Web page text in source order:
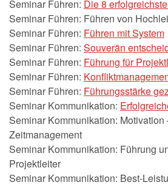
Seminar Führen: Die 8
Seminar Führen: Führen von
Seminar Führen: Führen mit System
Seminar Führen: Souverän
Seminar Führen: Führung für
Seminar Führen:
Seminar Führen: Führungsstärke
Seminar Kommunikation:
Seminar Kommunikation:
Zeitmanagement
Seminar Kommunikation: Führung
Projektleiter
Seminar Kommunikation: Best-